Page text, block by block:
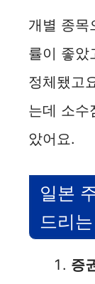
개별 종목
률이 좋았
정체됐고
는데 소수
았어요.
일본
드리
증